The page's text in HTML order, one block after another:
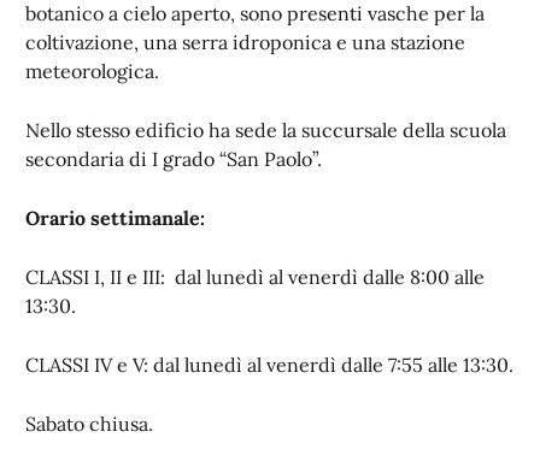
botanico a cielo aperto, sono presenti vasche per la
coltivazione, una serra idroponica e una stazione
meteorologica.
Nello stesso edificio ha sede la succursale della scuola
secondaria di I grado “San Paolo”.
Orario settimanale:
CLASSI I, II e III: dal lunedì al venerdì dalle 8:00 alle
13:30.
CLASSI IV e V: dal lunedì al venerdì dalle 7:55 alle 13:30.
Sabato chiusa.